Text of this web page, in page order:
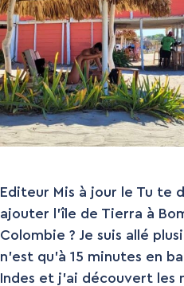
Editeur Mis à jour le Tu te
ajouter l’île de Tierra à
Colombie ? Je suis allé
n’est qu’à 15 minutes en
Indes et j’ai découvert les